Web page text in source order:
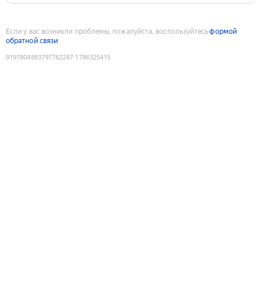
Если у вас возникли проблемы, пожалуйста, воспользуйтесьформой
обратной связи
9197804883797762247:1786325415